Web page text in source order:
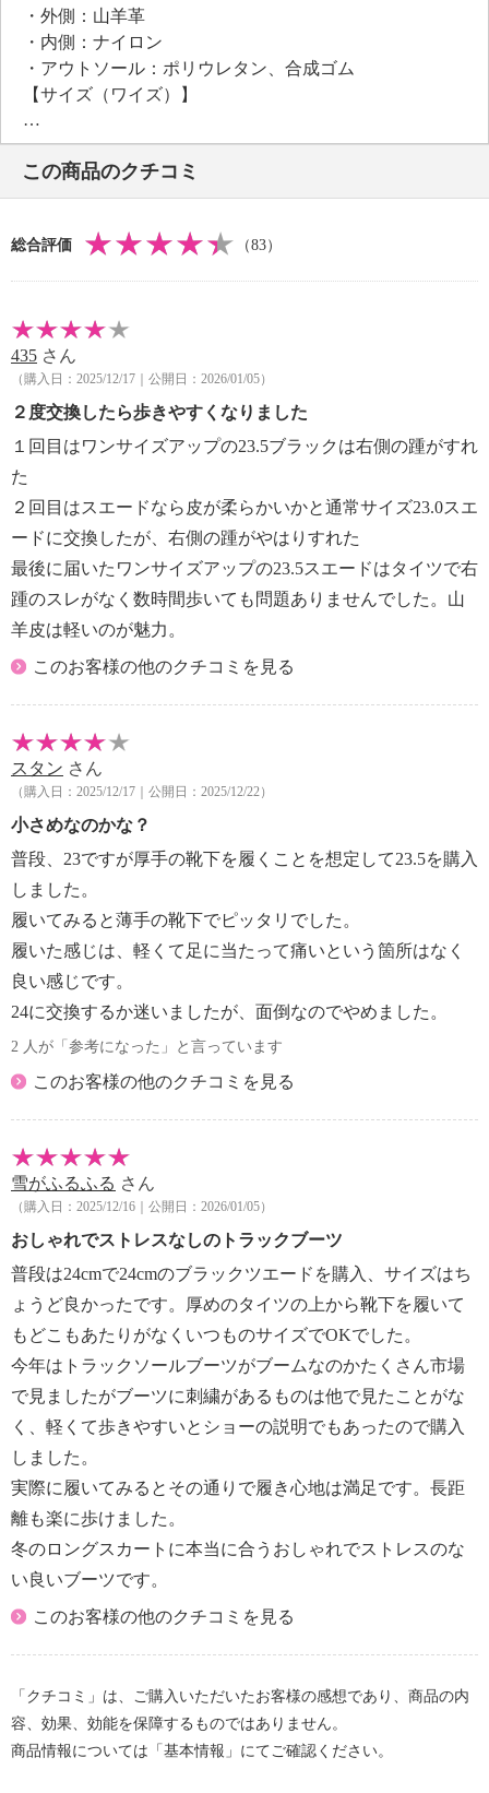
●甲高、幅広の方にはワンサイズ上をおすすめします
・外側：山羊革
・内側：ナイロン
・アウトソール：ポリウレタン、合成ゴム
【サイズ（ワイズ）】
・３Ｅ
【サイズ（その他）】
・ヒールの高さ：約５ｃｍ
・前底厚み：約３ｃｍ
・高低差：約２ｃｍ
・履き口（内周）：約２０ｃｍ
【重さ】
・片足約３３０ｇ（サイズにより多少の差異あり）
【メンテナンス】
・長時間照射による変退色注意
・水や汗などによる色落ち、色移り注意
・摩擦による色落ち、色移り注意
【個体差あり】
・個体差あり
【原産国（地）】
・ベトナム製
この商品のクチコミ
総合評価 （83）
435 さん
（購入日：2025/12/17｜公開日：2026/01/05）
２度交換したら歩きやすくなりました
１回目はワンサイズアップの23.5ブラックは右側の踵がすれ
た
２回目はスエードなら皮が柔らかいかと通常サイズ23.0スエ
ードに交換したが、右側の踵がやはりすれた
最後に届いたワンサイズアップの23.5スエードはタイツで右
踵のスレがなく数時間歩いても問題ありませんでした。山
羊皮は軽いのが魅力。
このお客様の他のクチコミを見る
スタン さん
（購入日：2025/12/17｜公開日：2025/12/22）
小さめなのかな？
普段、23ですが厚手の靴下を履くことを想定して23.5を購入
しました。
履いてみると薄手の靴下でピッタリでした。
履いた感じは、軽くて足に当たって痛いという箇所はなく
良い感じです。
24に交換するか迷いましたが、面倒なのでやめました。
2 人が「参考になった」と言っています
このお客様の他のクチコミを見る
雪がふるふる さん
（購入日：2025/12/16｜公開日：2026/01/05）
おしゃれでストレスなしのトラックブーツ
普段は24cmで24cmのブラックツエードを購入、サイズはち
ょうど良かったです。厚めのタイツの上から靴下を履いて
もどこもあたりがなくいつものサイズでOKでした。
今年はトラックソールブーツがブームなのかたくさん市場
で見ましたがブーツに刺繍があるものは他で見たことがな
く、軽くて歩きやすいとショーの説明でもあったので購入
しました。
実際に履いてみるとその通りで履き心地は満足です。長距
離も楽に歩けました。
冬のロングスカートに本当に合うおしゃれでストレスのな
い良いブーツです。
このお客様の他のクチコミを見る
「クチコミ」は、ご購入いただいたお客様の感想であり、商品の内
容、効果、効能を保障するものではありません。
商品情報については「基本情報」にてご確認ください。